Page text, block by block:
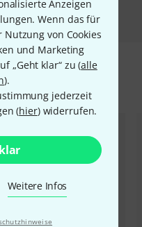
Anzeigen
Wenn das für
Nutzung von Cookies
und Marketing
„Geht klar“ zu (alle
).
jederzeit
(hier) widerrufen.
Weitere Infos
Artikel